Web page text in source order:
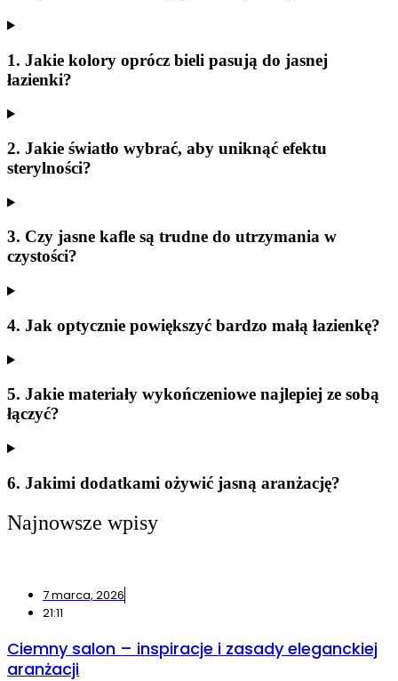
1. Jakie kolory oprócz bieli pasują do jasnej
łazienki?
2. Jakie światło wybrać, aby uniknąć efektu
sterylności?
3. Czy jasne kafle są trudne do utrzymania w
czystości?
4. Jak optycznie powiększyć bardzo małą łazienkę?
5. Jakie materiały wykończeniowe najlepiej ze sobą
łączyć?
6. Jakimi dodatkami ożywić jasną aranżację?
Najnowsze wpisy
7 marca, 2026
21:11
Ciemny salon – inspiracje i zasady eleganckiej
aranżacji